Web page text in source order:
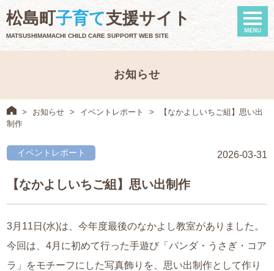
松島町子育て支援サイト
MATSUSHIMAMACHI CHILD CARE SUPPORT WEB SITE
お知らせ
> お知らせ > イベントレポート >
【なかよしいちご組】思い出
制作
2026-03-31
イベントレポート
【なかよしいちご組】思い出制作
3月11日(水)は、今年度最後のなかよし教室がありました。
今回は、4月に初めて行った手遊び「パンダ・うさぎ・コア
ラ」をモチーフにした写真飾りを、思い出制作として作り